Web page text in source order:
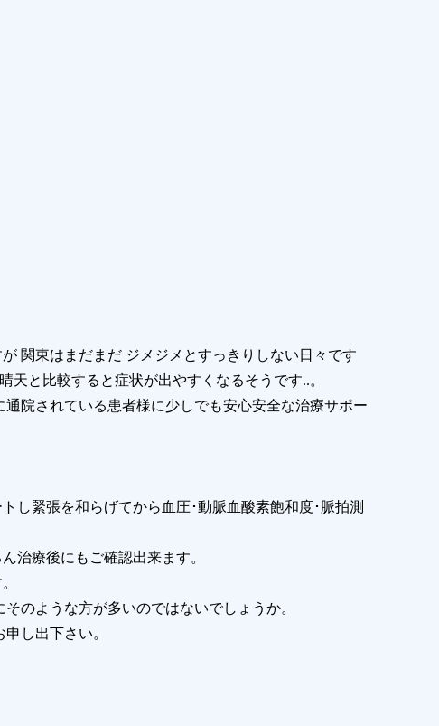
関東はまだまだ ジメジメとすっきりしない日々です
と比較すると症状が出やすくなるそうです..。
院されている患者様に少しでも安心安全な治療サポー
し緊張を和らげてから血圧･動脈血酸素飽和度･脈拍測
治療後にもご確認出来ます。
のような方が多いのではないでしょうか。
し出下さい。